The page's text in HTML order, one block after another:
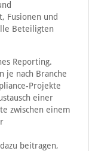
Fusionen und
Beteiligten
Reporting.
je nach Branche
Projekte
einer
zwischen einem
beitragen,